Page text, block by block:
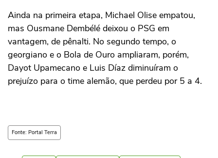
Ainda na primeira etapa, Michael Olise empatou,
mas Ousmane Dembélé deixou o PSG em
vantagem, de pênalti. No segundo tempo, o
georgiano e o Bola de Ouro ampliaram, porém,
Dayot Upamecano e Luis Díaz diminuíram o
prejuízo para o time alemão, que perdeu por 5 a 4.
Fonte: Portal Terra